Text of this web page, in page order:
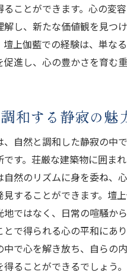
ることができます。心の変
解し、新たな価値観を見つ
上伽藍での経験は、単なる
促進し、心の豊かさを育む
和する静寂の魅
、自然と調和した静寂の中
です。荘厳な建築物に囲ま
自然のリズムに身を委ね、
することができます。壇上
地ではなく、日常の喧騒か
とで得られる心の平和にあ
中で心を解き放ち、自らの
得ることができるでしょう